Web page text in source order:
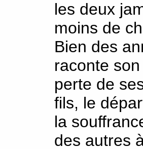
les deux
moins de
Bien des
raconte
perte de
fils, le
la
des autres